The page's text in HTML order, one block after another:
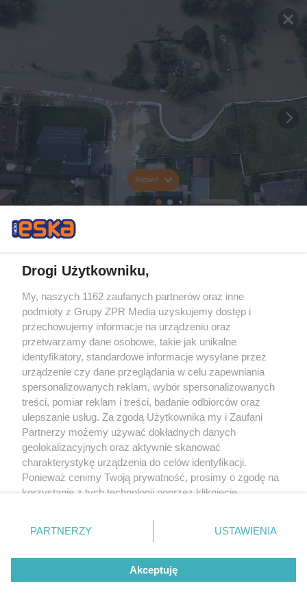
Rozwiń
Drogi Użytkowniku,
My, naszych 1162 zaufanych partnerów oraz inne
podmioty z Grupy ZPR Media uzyskujemy dostęp i
przechowujemy informacje na urządzeniu oraz
przetwarzamy dane osobowe, takie jak unikalne
identyfikatory, standardowe informacje wysyłane przez
urządzenie czy dane przeglądania w celu zapewniania
spersonalizowanych reklam, wybór spersonalizowanych
treści, pomiar reklam i treści, badanie odbiorców oraz
ulepszanie usług. Za zgodą Użytkownika my i Zaufani
Partnerzy możemy używać dokładnych danych
geolokalizacyjnych oraz aktywnie skanować
charakterystykę urządzenia do celów identyfikacji.
Ponieważ cenimy Twoją prywatność, prosimy o zgodę na
korzystanie z tych technologii poprzez kliknięcie
zmienić/wycofać klikając przycisk ustawień prywatności
znajdujący się w lewym dolnym rogu strony
rodzaje przetwarzania danych nie wymagają zgody
użytkownika, ale masz prawo sprzeciwić się takiemu
przetwarzaniu. Preferencje będą miały zastosowanie tylko
PARTNERZY USTAWIENIA
Akceptuję